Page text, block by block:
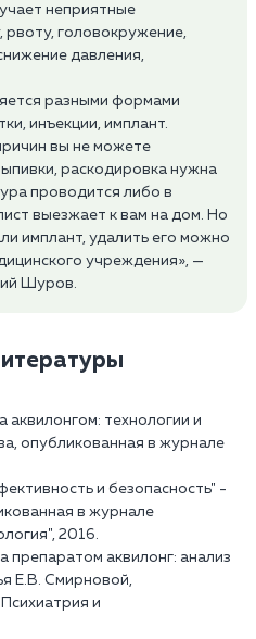
неприятные
головокружение,
давления,
разными формами
инъекции, имплант.
вы не можете
раскодировка нужна
проводится либо в
выезжает к вам на дом. Но
имплант, удалить его можно
учреждения», —
Шуров.
аквилонгом: технологии и
опубликованная в журнале
и безопасность" -
в журнале
2016.
препаратом аквилонг: анализ
Е.В. Смирновой,
и